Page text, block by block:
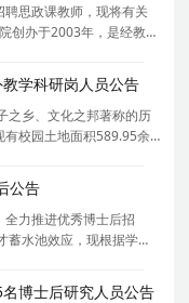
思政课教师，现将有关
创办于2003年，是经教育
基金会联合举办的独立
亩
学科研岗人员公告
之乡、文化之邦著称的历
校园土地面积589.95余
专门应用型人才的高等院
学
公告
力推进优秀博士后招
蓄水池效应，现根据学科
，面向国内外公开招收
士后不
博士后研究人员公告